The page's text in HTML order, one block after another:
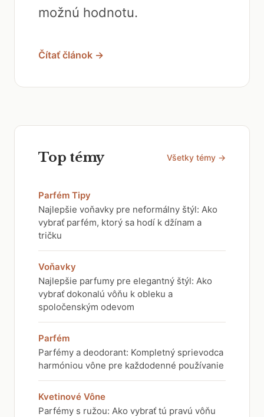
možnú hodnotu.
Čítať článok →
Top témy Všetky témy →
Parfém Tipy
Najlepšie voňavky pre neformálny štýl: Ako
vybrať parfém, ktorý sa hodí k džínam a
tričku
Voňavky
Najlepšie parfumy pre elegantný štýl: Ako
vybrať dokonalú vôňu k obleku a
spoločenským odevom
Parfém
Parfémy a deodorant: Kompletný sprievodca
harmóniou vône pre každodenné používanie
Kvetinové Vône
Parfémy s ružou: Ako vybrať tú pravú vôňu